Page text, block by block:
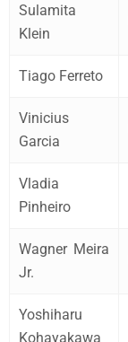
Sulamita
Klein
Tiago Ferreto
Vinicius
Garcia
Vladia
Pinheiro
Wagner Meira
Jr.
Yoshiharu
Kohayakawa